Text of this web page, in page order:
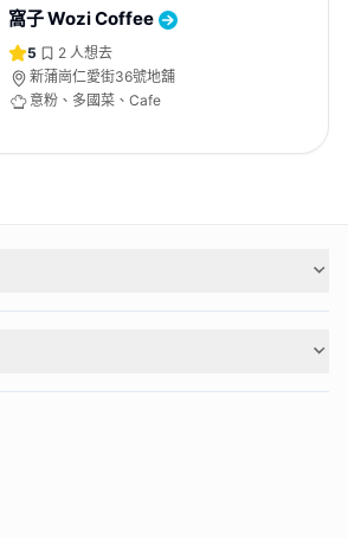
窩子 Wozi Coffee
5 2 人想去
新蒲崗仁愛街36號地舖
意粉、多國菜、Cafe